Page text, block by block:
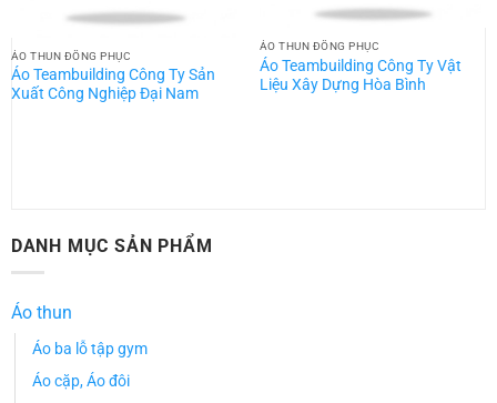
ÁO THUN ĐỒNG PHỤC
Áo Teambuilding Công Ty Sản
Xuất Công Nghiệp Đại Nam
ÁO THUN ĐỒNG PHỤC
Áo Teambuilding Công Ty Vật
Liệu Xây Dựng Hòa Bình
DANH MỤC SẢN PHẨM
Áo thun
Áo ba lỗ tập gym
Áo cặp, Áo đôi